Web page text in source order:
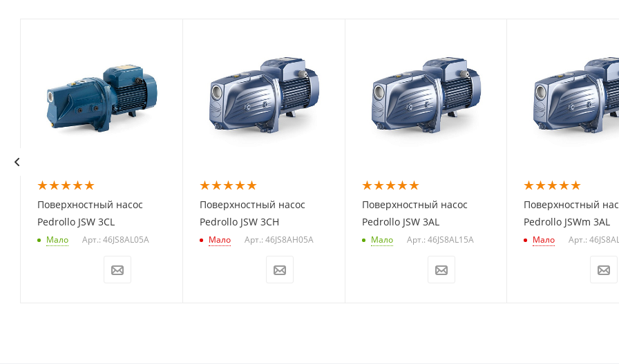
Поверхностный насос
Pedrollo JSW 3CL
Мало Арт.: 46JS8AL05A
Поверхностный насос
Pedrollo JSW 3CH
Мало Арт.: 46JS8AH05A
Поверхностный насос
Pedrollo JSW 3AL
Мало Арт.: 46JS8AL15A
Поверхностный
Pedrollo JSWm 3AL
Мало Арт.: